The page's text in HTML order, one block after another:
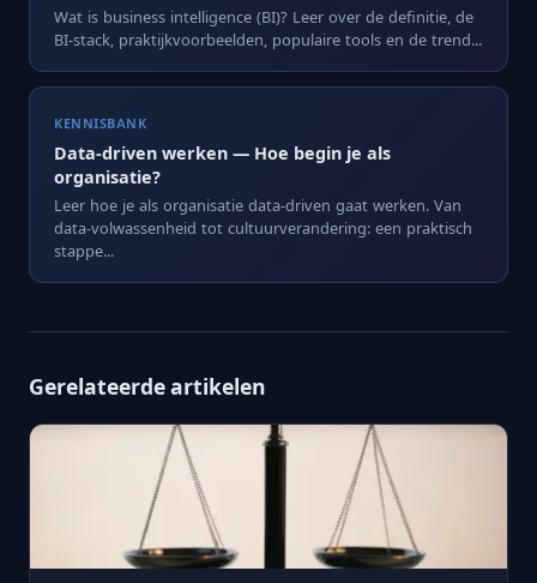
Wat is business intelligence (BI)? Leer over de definitie, de
BI-stack, praktijkvoorbeelden, populaire tools en de trend...
KENNISBANK
Data-driven werken — Hoe begin je als
organisatie?
Leer hoe je als organisatie data-driven gaat werken. Van
data-volwassenheid tot cultuurverandering: een praktisch
stappe...
Gerelateerde artikelen